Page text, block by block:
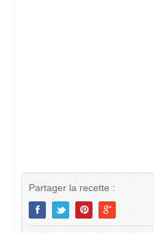
Partager la recette :